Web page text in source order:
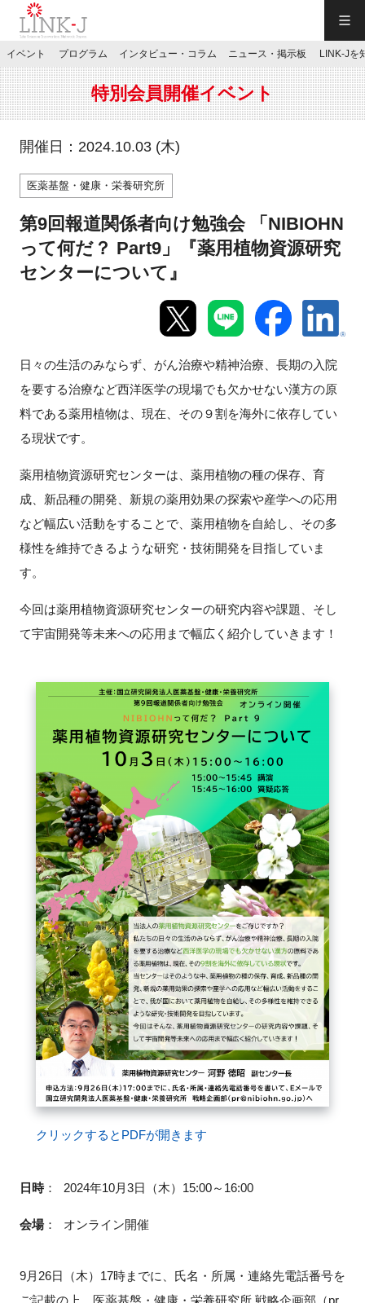
JP／EN
特別会員専用メニュー
施設ご予約
新規登録
イベント
プログラム
インタビュー・コラム
ニュース・掲示板
LINK-Jを知る
施設・アクセス
イベントお知らせメール登録
イベント プログラム インタビュー・コラム ニュース・掲示板 LINK-Jを
特別会員開催イベント
開催日：2024.10.03 (木)
医薬基盤・健康・栄養研究所
第9回報道関係者向け勉強会 「NIBIOHN
って何だ？ Part9」『薬用植物資源研究
センターについて』
日々の生活のみならず、がん治療や精神治療、長期の入院
を要する治療など西洋医学の現場でも欠かせない漢方の原
料である薬用植物は、現在、その９割を海外に依存してい
る現状です。
薬用植物資源研究センターは、薬用植物の種の保存、育
成、新品種の開発、新規の薬用効果の探索や産学への応用
など幅広い活動をすることで、薬用植物を自給し、その多
様性を維持できるような研究・技術開発を目指していま
す。
今回は薬用植物資源研究センターの研究内容や課題、そし
て宇宙開発等未来への応用まで幅広く紹介していきます！
クリックするとPDFが開きます
日時： 2024年10月3日（木）15:00～16:00
会場： オンライン開催
9月26日（木）17時までに、氏名・所属・連絡先電話番号を
ご記載の上、医薬基盤・健康・栄養研究所 戦略企画部（pr